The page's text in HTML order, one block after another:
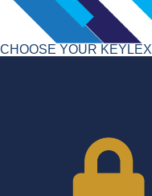
CHOOSE YOUR KEYLEX